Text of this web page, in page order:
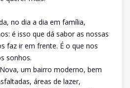
no dia a dia em família,
é isso que dá sabor as nossas
faz ir em frente. É o que nos
sonhos.
um bairro moderno, bem
áreas de lazer,